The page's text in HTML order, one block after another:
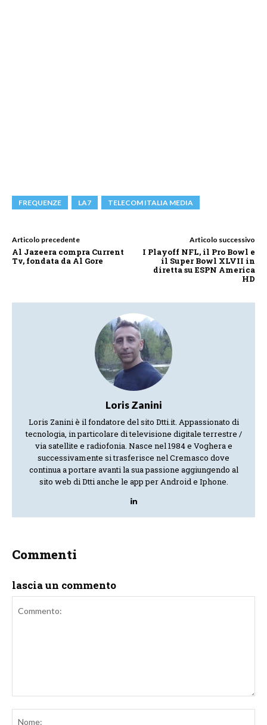
FREQUENZE LA7 TELECOM ITALIA MEDIA
Articolo precedente
Al Jazeera compra Current
Tv, fondata da Al Gore
Articolo successivo
I Playoff NFL, il Pro Bowl e
il Super Bowl XLVII in
diretta su ESPN America
HD
Loris Zanini
Loris Zanini è il fondatore del sito Dtti.it. Appassionato di
tecnologia, in particolare di televisione digitale terrestre /
via satellite e radiofonia. Nasce nel 1984 e Voghera e
successivamente si trasferisce nel Cremasco dove
continua a portare avanti la sua passione aggiungendo al
sito web di Dtti anche le app per Android e Iphone.
Commenti
lascia un commento